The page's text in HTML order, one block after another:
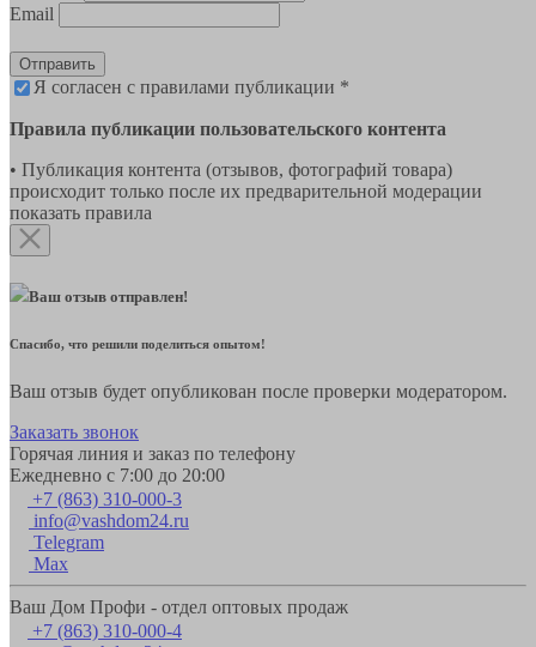
Email
Отправить
Я согласен с правилами публикации *
Правила публикации пользовательского контента
• Публикация контента (отзывов, фотографий товара)
происходит только после их предварительной модерации
показать правила
Ваш отзыв отправлен!
Спасибо, что решили поделиться опытом!
Ваш отзыв будет опубликован после проверки модератором.
Заказать звонок
Горячая линия и заказ по телефону
Ежедневно с 7:00 до 20:00
+7 (863) 310-000-3
info@vashdom24.ru
Telegram
Max
Ваш Дом Профи - отдел оптовых продаж
+7 (863) 310-000-4